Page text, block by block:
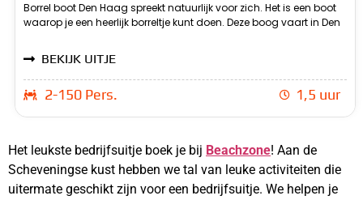
Borrel boot Den Haag spreekt natuurlijk voor zich. Het is een boot
waarop je een heerlijk borreltje kunt doen. Deze boog vaart in Den
Haag. De borrel boot Den Haag is geschikt om je verjaardag op te
BEKIJK UITJE
2-150 Pers. 1,5 uur
Het leukste bedrijfsuitje boek je bij Beachzone! Aan de
Scheveningse kust hebben we tal van leuke activiteiten die
uitermate geschikt zijn voor een bedrijfsuitje. We helpen je